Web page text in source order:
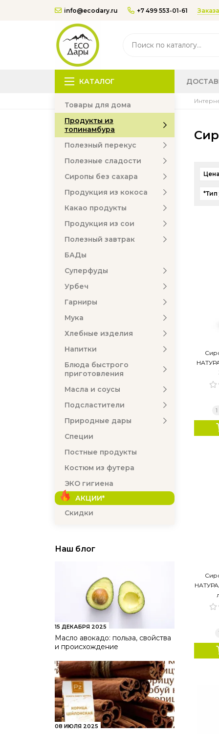
info@ecodary.ru +7 499 553-01-61
КАТАЛОГ
Товары для дома
Продукты из
топинамбура
Полезный перекус
Полезные сладости
Сиропы без сахара
Продукция из кокоса
Какао продукты
Продукция из сои
Полезный завтрак
БАДы
Суперфуды
Урбеч
Гарниры
Мука
Хлебные изделия
Напитки
Блюда быстрого
приготовления
Масла и соусы
Подсластители
Природные дары
Специи
Постные продукты
Костюм из футера
ЭКО гигиена
АКЦИИ*
Скидки
Наш блог
15 ДЕКАБРЯ 2025
Масло авокадо: польза, свойства
и происхождение
08 ИЮЛЯ 2025
*Тип